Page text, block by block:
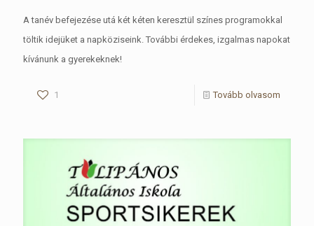
A tanév befejezése utá két kéten keresztül színes programokkal
töltik idejüket a napköziseink. További érdekes, izgalmas napokat
kívánunk a gyerekeknek!
1 Tovább olvasom